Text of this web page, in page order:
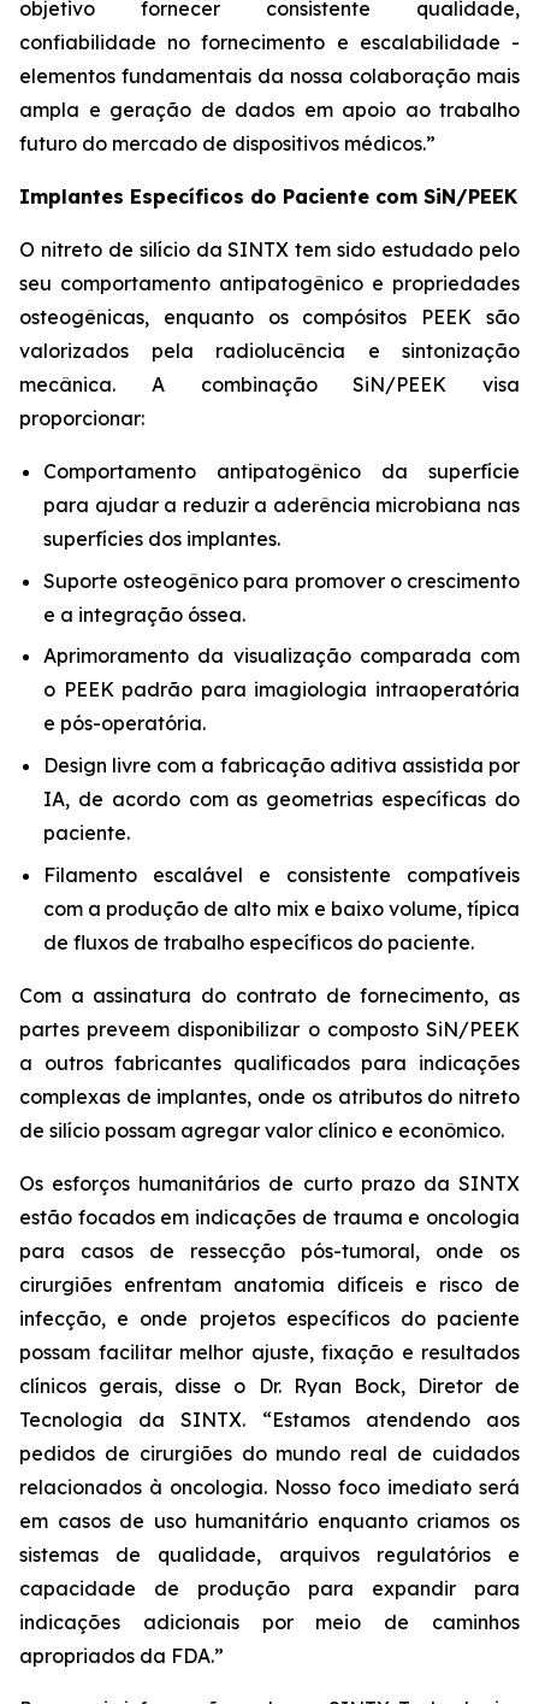
objetivo fornecer consistente qualidade,
confiabilidade no fornecimento e escalabilidade -
elementos fundamentais da nossa colaboração mais
ampla e geração de dados em apoio ao trabalho
futuro do mercado de dispositivos médicos.”
Implantes Específicos do Paciente com SiN/PEEK
O nitreto de silício da SINTX tem sido estudado pelo
seu comportamento antipatogênico e propriedades
osteogênicas, enquanto os compósitos PEEK são
valorizados pela radiolucência e sintonização
mecânica. A combinação SiN/PEEK visa
proporcionar:
Comportamento antipatogênico da superfície
para ajudar a reduzir a aderência microbiana nas
superfícies dos implantes.
Suporte osteogênico para promover o crescimento
e a integração óssea.
Aprimoramento da visualização comparada com
o PEEK padrão para imagiologia intraoperatória
e pós-operatória.
Design livre com a fabricação aditiva assistida por
IA, de acordo com as geometrias específicas do
paciente.
Filamento escalável e consistente compatíveis
com a produção de alto mix e baixo volume, típica
de fluxos de trabalho específicos do paciente.
Com a assinatura do contrato de fornecimento, as
partes preveem disponibilizar o composto SiN/PEEK
a outros fabricantes qualificados para indicações
complexas de implantes, onde os atributos do nitreto
de silício possam agregar valor clínico e econômico.
Os esforços humanitários de curto prazo da SINTX
estão focados em indicações de trauma e oncologia
para casos de ressecção pós-tumoral, onde os
cirurgiões enfrentam anatomia difíceis e risco de
infecção, e onde projetos específicos do paciente
possam facilitar melhor ajuste, fixação e resultados
clínicos gerais, disse o Dr. Ryan Bock, Diretor de
Tecnologia da SINTX. “Estamos atendendo aos
pedidos de cirurgiões do mundo real de cuidados
relacionados à oncologia. Nosso foco imediato será
em casos de uso humanitário enquanto criamos os
sistemas de qualidade, arquivos regulatórios e
capacidade de produção para expandir para
indicações adicionais por meio de caminhos
apropriados da FDA.”